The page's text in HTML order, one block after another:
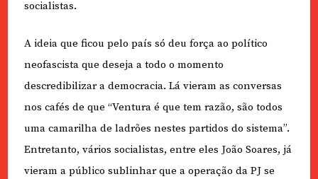
socialistas.
A ideia que ficou pelo país só deu força ao político
neofascista que deseja a todo o momento
descredibilizar a democracia. Lá vieram as conversas
nos cafés de que “Ventura é que tem razão, são todos
uma camarilha de ladrões nestes partidos do sistema”.
Entretanto, vários socialistas, entre eles João Soares, já
vieram a público sublinhar que a operação da PJ se